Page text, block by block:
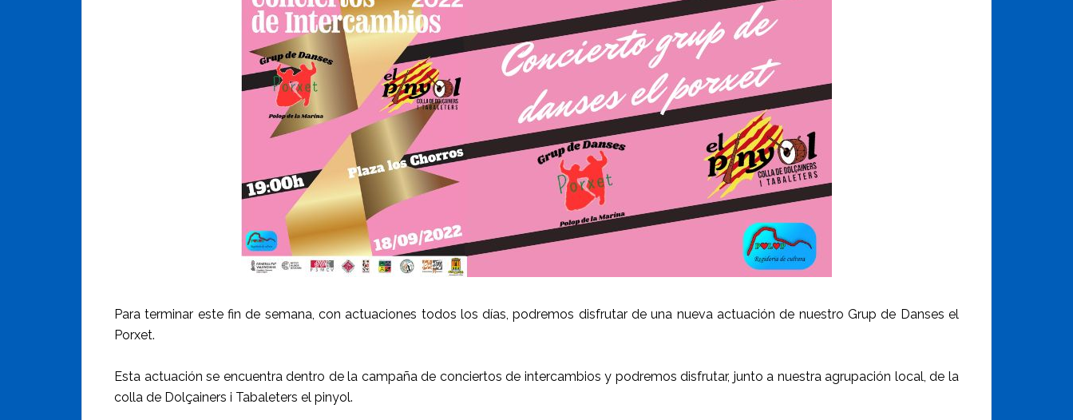
Para terminar este fin de semana, con actuaciones todos los días, podremos disfrutar de una nueva actuación de nuestro Grup de Danses el
Porxet.
Esta actuación se encuentra dentro de la campaña de conciertos de intercambios y podremos disfrutar, junto a nuestra agrupación local, de la
colla de Dolçainers i Tabaleters el pinyol.